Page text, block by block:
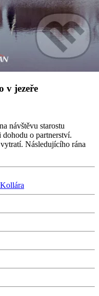
v jezeře
návštěvu starostu
dohodu o partnerství.
vytratí. Následujícího rána